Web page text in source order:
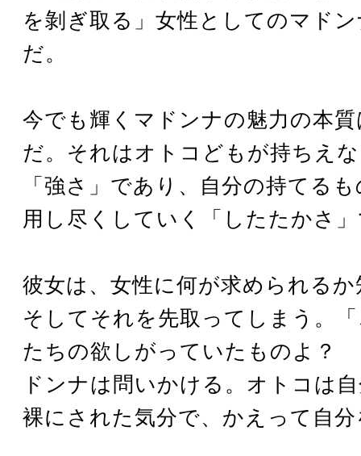
を剝ぎ取る」女性としてのマド
だ。
今でも輝くマドンナの魅力の本
だ。それはオトコどもが持ちえ
「強さ」であり、自分の持てる
用し尽くしていく「したたかさ
彼女は、女性に何が求められる
そしてそれを先取ってしまう。
たちの欲しがっていたものよ？
ドンナは問いかける。オトコは
裸にされた気分で、かえって自